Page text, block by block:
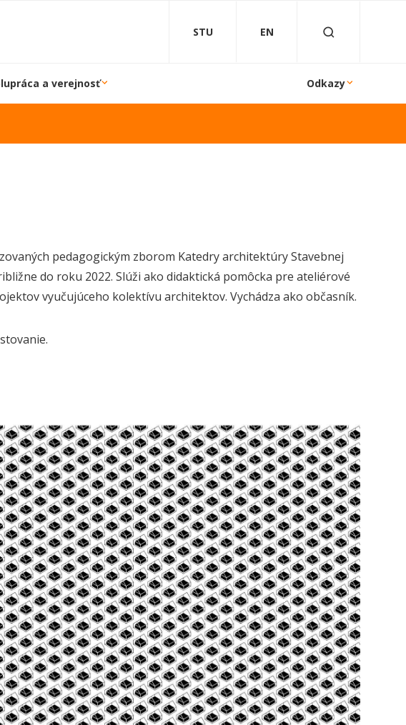
STU EN
a verejnosť Odkazy
pedagogickým zborom Katedry architektúry Stavebnej
do roku 2022. Slúži ako didaktická pomôcka pre ateliérové
vyučujúceho kolektívu architektov. Vychádza ako občasník.